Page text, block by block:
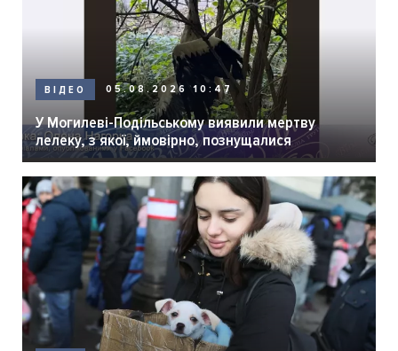
ВІДЕО 05.08.2026 10:47
У Могилеві-Подільському виявили мертву
лелеку, з якої, ймовірно, познущалися